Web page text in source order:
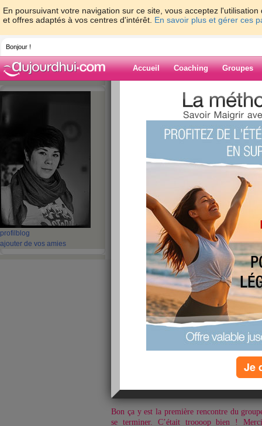
En poursuivant votre navigation sur ce site, vous acceptez
et offres adaptés à vos centres d'intérêt. En savoir plus et gérer ces
Bonjour !
Accueil Coaching Groupes
profil blog
ajouter de vos amies
> Dame-Polgara
>
Blog de Dame-
Groupe de
réunion de Janvier
publié le 16/01/2010 à 18:45
Coucou à toutes !
Bon ça y est la première rencontre du
se terminer. C’était troooop bien !
Je